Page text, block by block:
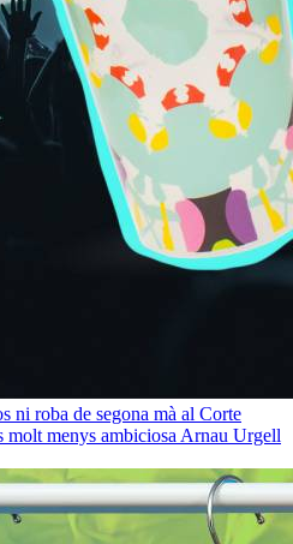
ni roba de segona mà al Corte
molt menys ambiciosa Arnau Urgell